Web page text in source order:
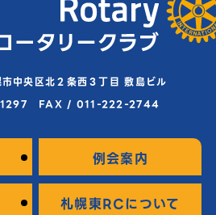
央区北２条西３丁目 敷島ビル
FAX / 011-222-2744
例会案内
札幌東RCについて